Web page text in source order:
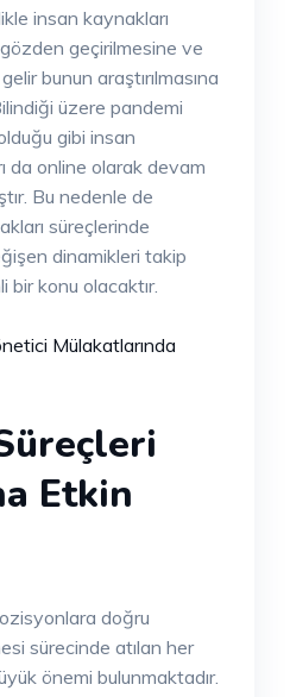
insan kaynakları
geçirilmesine ve
bunun araştırılmasına
üzere pandemi
gibi insan
da online olarak devam
Bu nedenle de
süreçlerinde
dinamikleri takip
bir konu olacaktır.
Mülakatlarında
Etkin
doğru
sürecinde atılan her
önemi bulunmaktadır.